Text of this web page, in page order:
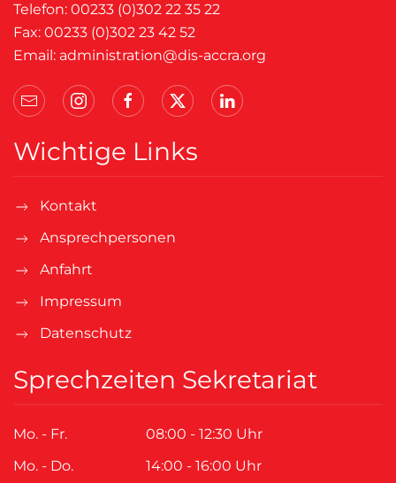
Telefon: 00233 (0)302 22 35 22
Fax: 00233 (0)302 23 42 52
Email: administration@dis-accra.org
Wichtige Links
Kontakt
Ansprechpersonen
Anfahrt
Impressum
Datenschutz
Sprechzeiten Sekretariat
Mo. - Fr.
08:00 - 12:30 Uhr
Mo. - Do.
14:00 - 16:00 Uhr